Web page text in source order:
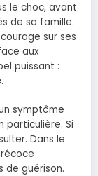
le choc, avant
de sa famille.
sur ses
aux
puissant :
.
symptôme
particulière. Si
Dans le
de guérison.